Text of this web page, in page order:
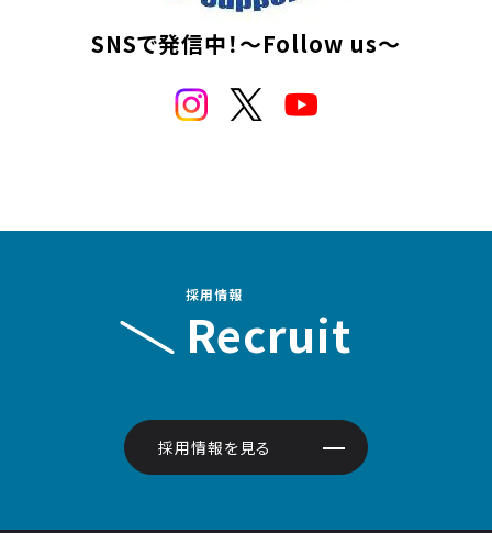
SNSで発信中！～Follow us～
採用情報
Recruit
採用情報を見る